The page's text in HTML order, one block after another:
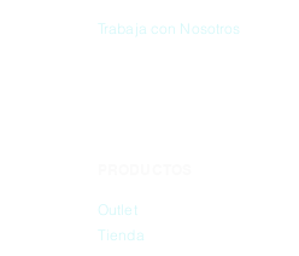
Trabaja con Nosotros
Outlet
Tienda